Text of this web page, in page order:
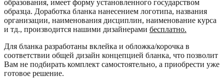
образования, имеет форму установленного государством
образца. Доработка бланка нанесением логотипа, названия
организации, наименования дисциплин, наименование курса
и тд., производится нашими дизайнерами бесплатно.
Для бланка разработаны вклейка и обложка/корочка в
соответствии общей дизайн концепцией бланка, что позволит
Вам не подбирать комплект самостоятельно, а приобрести уже
готовое решение.